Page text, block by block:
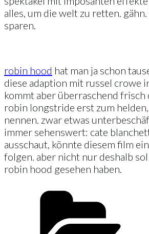
alles, um die welt zu retten.
sparen.
robin hood hat man ja schon
diese adaption mit russel crowe
kommt aber überraschend frisch
robin longstride erst zum
nennen. zwar etwas
immer sehenswert: cate
ausschaut, könnte diesem film
folgen. aber nicht nur deshalb
robin hood gesehen haben.